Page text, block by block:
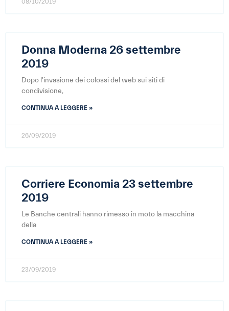
08/10/2019
Donna Moderna 26 settembre
2019
Dopo l'invasione dei colossi del web sui siti di
condivisione,
CONTINUA A LEGGERE »
26/09/2019
Corriere Economia 23 settembre
2019
Le Banche centrali hanno rimesso in moto la macchina
della
CONTINUA A LEGGERE »
23/09/2019